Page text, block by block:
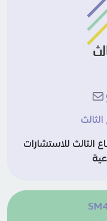
بريد
الثالث للاستشارات